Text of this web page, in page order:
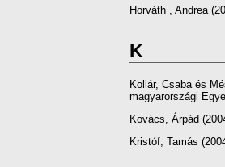
Horváth , Andrea
K
Kollár, Csabaés
magyarországi
Kovács, Árpád
Kristóf, Tamás